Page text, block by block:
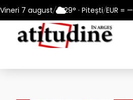
Vineri 7 august/ 29° · Pitești/EUR = —
13 august 2026 Reamintire: